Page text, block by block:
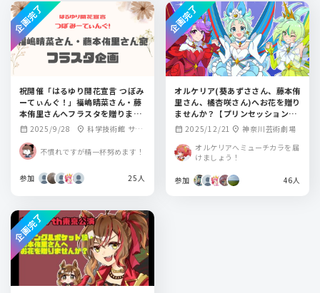
祝開催「はるゆり開花宣言 つぼみ
ーてぃんぐ！」福嶋晴菜さん・藤
本侑里さんへフラスタを贈りませ
んか。
calendar_month 2025/9/28 location_on 科学技術館 サイ
不慣れですが精一杯努めます！
参加 25人
企画完了
オルケリア(葵あずささん、藤本侑
里さん、橘杏咲さん)へお花を贈り
ませんか？【プリンセッション・
オーケストラ2nd EVENT FUTU
RE SESSION】
calendar_month 2025/12/21 location_on 神奈川芸術劇場
オルケリアへミューチカラを届
けましょう！
参加 46人
企画完了
企画完了